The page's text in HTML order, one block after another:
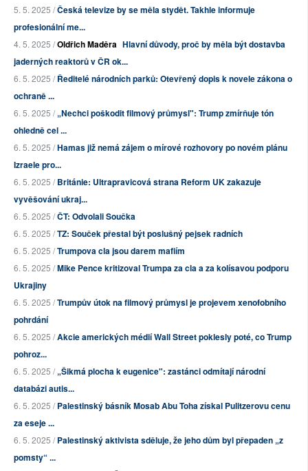
5. 5. 2025 /Česká televize by se měla stydět. Takhle informuje
profesionální me...
4. 5. 2025 /Oldřich Maděra Hlavní důvody, proč by měla být dostavba
jaderných reaktorů v ČR ok...
6. 5. 2025 /Ředitelé národních parků: Otevřený dopis k novele zákona o
ochraně ...
6. 5. 2025 /„Nechci poškodit filmový průmysl": Trump zmírňuje tón
ohledně cel ...
6. 5. 2025 /Hamas již nemá zájem o mírové rozhovory po novém plánu
Izraele pro...
6. 5. 2025 /Británie: Ultrapravicová strana Reform UK zakazuje
vyvěšování ukraj...
6. 5. 2025 /ČT: Odvolali Součka
6. 5. 2025 /TZ: Souček přestal být poslušný pejsek radních
6. 5. 2025 /Trumpova cla jsou darem mafiím
6. 5. 2025 /Mike Pence kritizoval Trumpa za cla a za kolísavou podporu
Ukrajiny
6. 5. 2025 /Trumpův útok na filmový průmysl je projevem xenofobního
pohrdání
6. 5. 2025 /Akcie amerických médií Wall Street poklesly poté, co Trump
pohroz...
6. 5. 2025 /„Šikmá plocha k eugenice": zastánci odmítají národní
databázi autis...
6. 5. 2025 /Palestinský básník Mosab Abu Toha získal Pulitzerovu cenu
za eseje ...
6. 5. 2025 /Palestinský aktivista sděluje, že jeho dům byl přepaden „z
pomsty“ ...